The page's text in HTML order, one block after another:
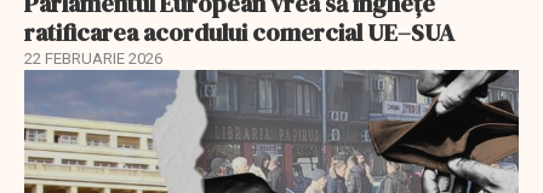
ratificarea acordului comercial UE–SUA
22 FEBRUARIE 2026